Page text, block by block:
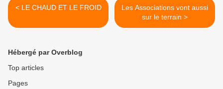
< LE CHAUD ET LE FROID
Les Associations vont aussi
sur le terrain >
Hébergé par Overblog
Top articles
Pages